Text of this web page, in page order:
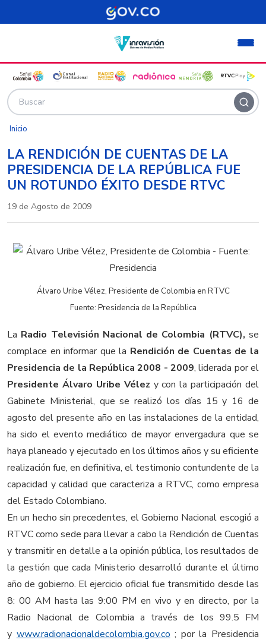
Pasar al contenido principal
Inicio
LA RENDICIÓN DE CUENTAS DE LA
PRESIDENCIA DE LA REPÚBLICA FUE
UN ROTUNDO ÉXITO DESDE RTVC
19 de Agosto de 2009
Álvaro Uribe Vélez, Presidente de Colombia en RTVC
Fuente: Presidencia de la República
La Radio Televisión Nacional de Colombia (RTVC),se
complace en informar que la Rendición de Cuentas de la
Presidencia de la República 2008 - 2009, liderada por el
Presidente Álvaro Uribe Vélez y con la participación del
Gabinete Ministerial, que se realizó los días 15 y 16 de
agosto del presente año en las instalaciones de la entidad,
ha sido el evento mediático de mayor envergadura que se
haya planeado y ejecutado en los últimos años y su eficiente
realización fue, en definitiva, el testimonio contundente de la
capacidad y calidad que caracteriza a RTVC, como empresa
del Estado Colombiano.
En un hecho sin precedentes, el Gobierno Nacional escogió a
RTVC como sede para llevar a cabo la Rendición de Cuentas
y transmitir en detalle a la opinión pública, los resultados de
la gestión que cada Ministerio desarrolló durante el último
año de gobierno. El ejercicio oficial fue transmitido desde las
8: 00 AM hasta las 9:00 PM en vivo y en directo, por la
Radio Nacional de Colombia a través de los 99.5 FM
y www.radionacionaldecolombia.gov.co ; por la Presidencia